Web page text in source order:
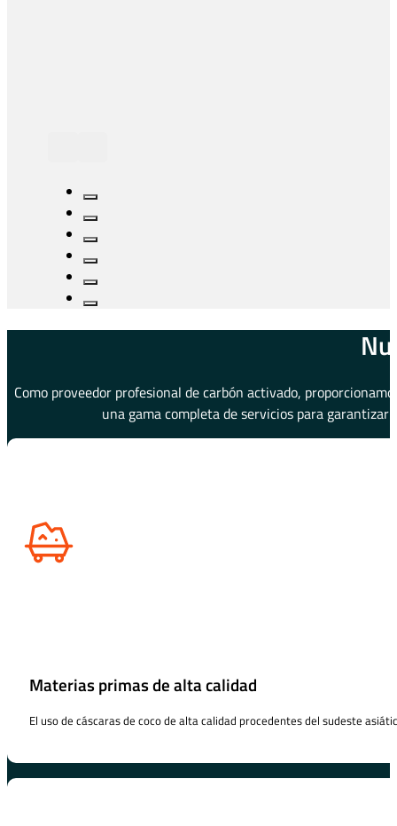
Como proveedor profesional de carbón activado,
una gama completa de servicios para
Materias primas de alta calidad
El uso de cáscaras de coco de alta calidad procedentes del sudeste